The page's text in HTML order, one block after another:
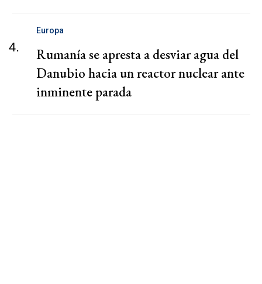
4.
Europa
Rumanía se apresta a desviar agua del
Danubio hacia un reactor nuclear ante
inminente parada